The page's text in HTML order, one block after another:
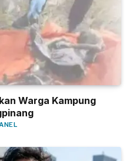
Warga Kampung